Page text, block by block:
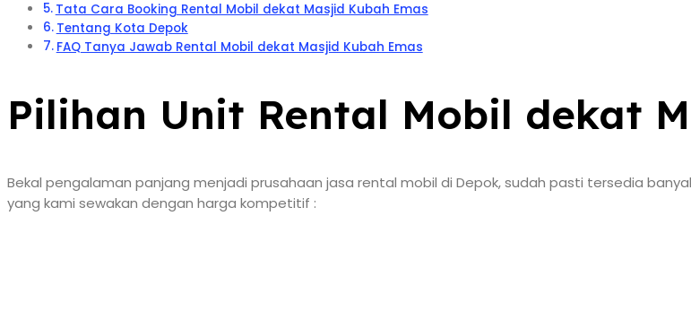
Tata Cara Booking Rental Mobil dekat Masjid Kubah Emas
Tentang Kota Depok
FAQ Tanya Jawab Rental Mobil dekat Masjid Kubah Emas
Pilihan Unit Rental Mobil dekat
Bekal pengalaman panjang menjadi prusahaan jasa rental mobil di Depok, sudah pasti tersedia
yang kami sewakan dengan harga kompetitif :